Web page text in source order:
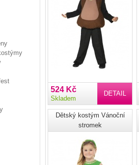
DETAIL
524 Kč
Skladem
Dětský kostým Vánoční
stromek